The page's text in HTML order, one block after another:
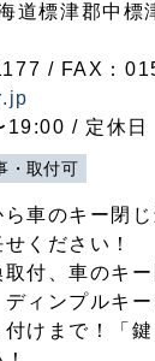
標津郡中標
/ FAX：
/ 定休日
・取付可
車のキー閉じ
ください！
付、車のキー
ィンプルキ
けまで！「